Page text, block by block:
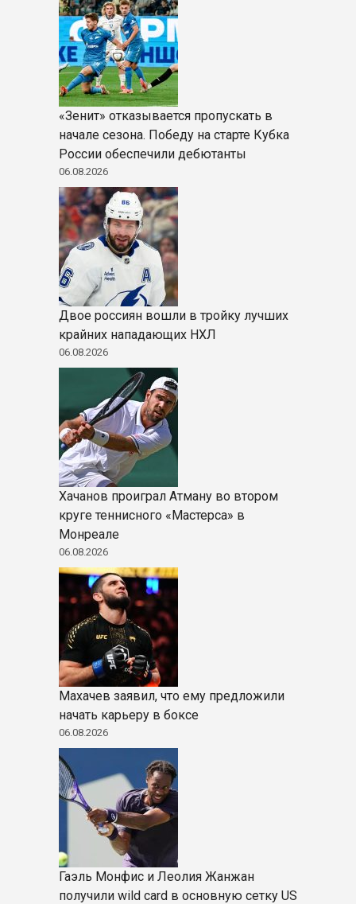
«Зенит» отказывается пропускать в
начале сезона. Победу на старте Кубка
России обеспечили дебютанты
06.08.2026
Двое россиян вошли в тройку лучших
крайних нападающих НХЛ
06.08.2026
Хачанов проиграл Атману во втором
круге теннисного «Мастерса» в
Монреале
06.08.2026
Махачев заявил, что ему предложили
начать карьеру в боксе
06.08.2026
Гаэль Монфис и Леолия Жанжан
получили wild card в основную сетку US